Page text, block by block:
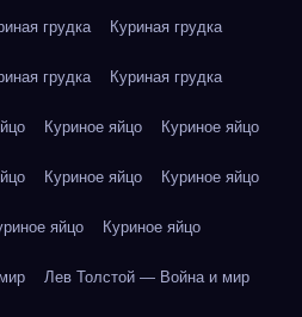
грудка Куриная грудка
грудка Куриная грудка
Куриное яйцо Куриное яйцо
Куриное яйцо Куриное яйцо
яйцо Куриное яйцо
Лев Толстой — Война и мир